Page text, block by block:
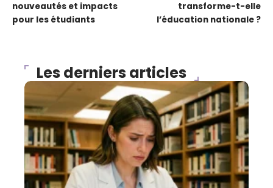
nouveautés et impacts
pour les étudiants
transforme-t-elle
l’éducation nationale ?
Les derniers articles